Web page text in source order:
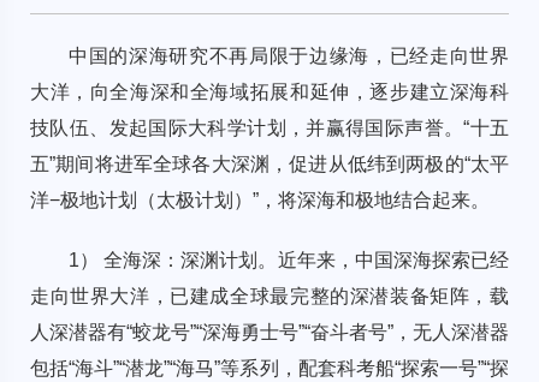
中国的深海研究不再局限于边缘海，已经走向世界
大洋，向全海深和全海域拓展和延伸，逐步建立深海科
技队伍、发起国际大科学计划，并赢得国际声誉。“十五
五”期间将进军全球各大深渊，促进从低纬到两极的“太平
洋−极地计划（太极计划）”，将深海和极地结合起来。
1） 全海深：深渊计划。近年来，中国深海探索已经
走向世界大洋，已建成全球最完整的深潜装备矩阵，载
人深潜器有“蛟龙号”“深海勇士号”“奋斗者号”，无人深潜器
包括“海斗”“潜龙”“海马”等系列，配套科考船“探索一号”“探